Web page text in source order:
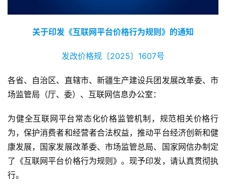
关于印发《互联网平台价格行为规则》的通知
发改价格规〔2025〕1607号
各省、自治区、直辖市、新疆生产建设兵团发展改革委、市
场监管局（厅、委）、互联网信息办公室：
为健全互联网平台常态化价格监管机制，规范相关价格行
为，保护消费者和经营者合法权益，推动平台经济创新和健
康发展，国家发展改革委、市场监管总局、国家网信办制定
了《互联网平台价格行为规则》。现予印发，请认真贯彻执
行。